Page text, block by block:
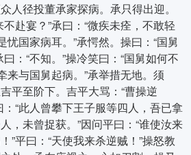
径投董承家探病。承只得出迎。
赴宴？”承曰：“微疾未痊，不敢轻
忧国家病耳。”承愕然。操曰：“国舅
：“不知。”操冷笑曰：“国舅如何不
来与国舅起病。”承举措无地。须
平至阶下。吉平大骂：“曹操逆
：“此人曾攀下王子服等四人，吾已拿
，未曾捉获。”因问平曰：“谁使汝来
”平曰：“天使我来杀逆贼！”操怒教